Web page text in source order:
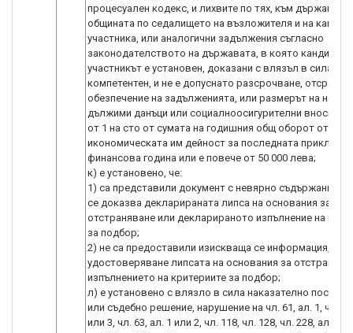
процесуален кодекс, и лихвите по тях, към
общината по седалището на възложителя и на
участника, или аналогични задължения съгласно
законодателството на държавата, в която
участникът е установен, доказани с влязъл в сила акт
компетентен, и не е допуснато разсрочване,
обезпечение на задълженията, или размерът на
дължими данъци или социалноосигурителни вноски е
от 1 на сто от сумата на годишния общ оборот от
икономическата им дейност за последната
финансова година или е повече от 50 000 лева;
к) е установено, че:
1) са представили документ с невярно съдържание, с
се доказва декларираната липса на основания за
отстраняване или декларираното изпълнение на
за подбор;
2) не са предоставили изискваща се информация,
удостоверяване липсата на основания за
изпълнението на критериите за подбор;
л) е установено с влязло в сила наказателно
или съдебно решение, нарушение на чл. 61, ал. 1, чл.
или 3, чл. 63, ал. 1 или 2, чл. 118, чл. 128, чл. 228, ал. 3,